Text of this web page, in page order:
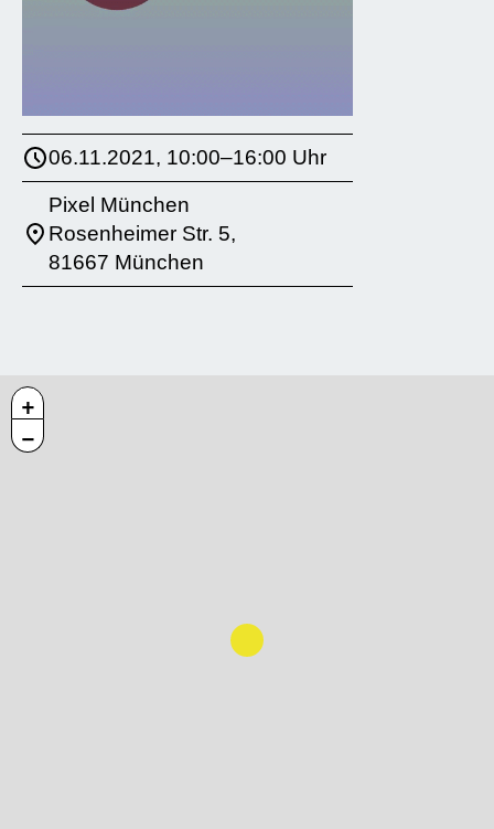
06.11.2021, 10:00–16:00 Uhr
Pixel München
Rosenheimer Str. 5,
81667 München
+
−